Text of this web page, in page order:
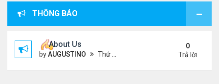
THÔNG BÁO
About Us
byAUGUSTINO Thứ 4 Tháng 10 07, 2020 4:27 pm
0
Trả lời